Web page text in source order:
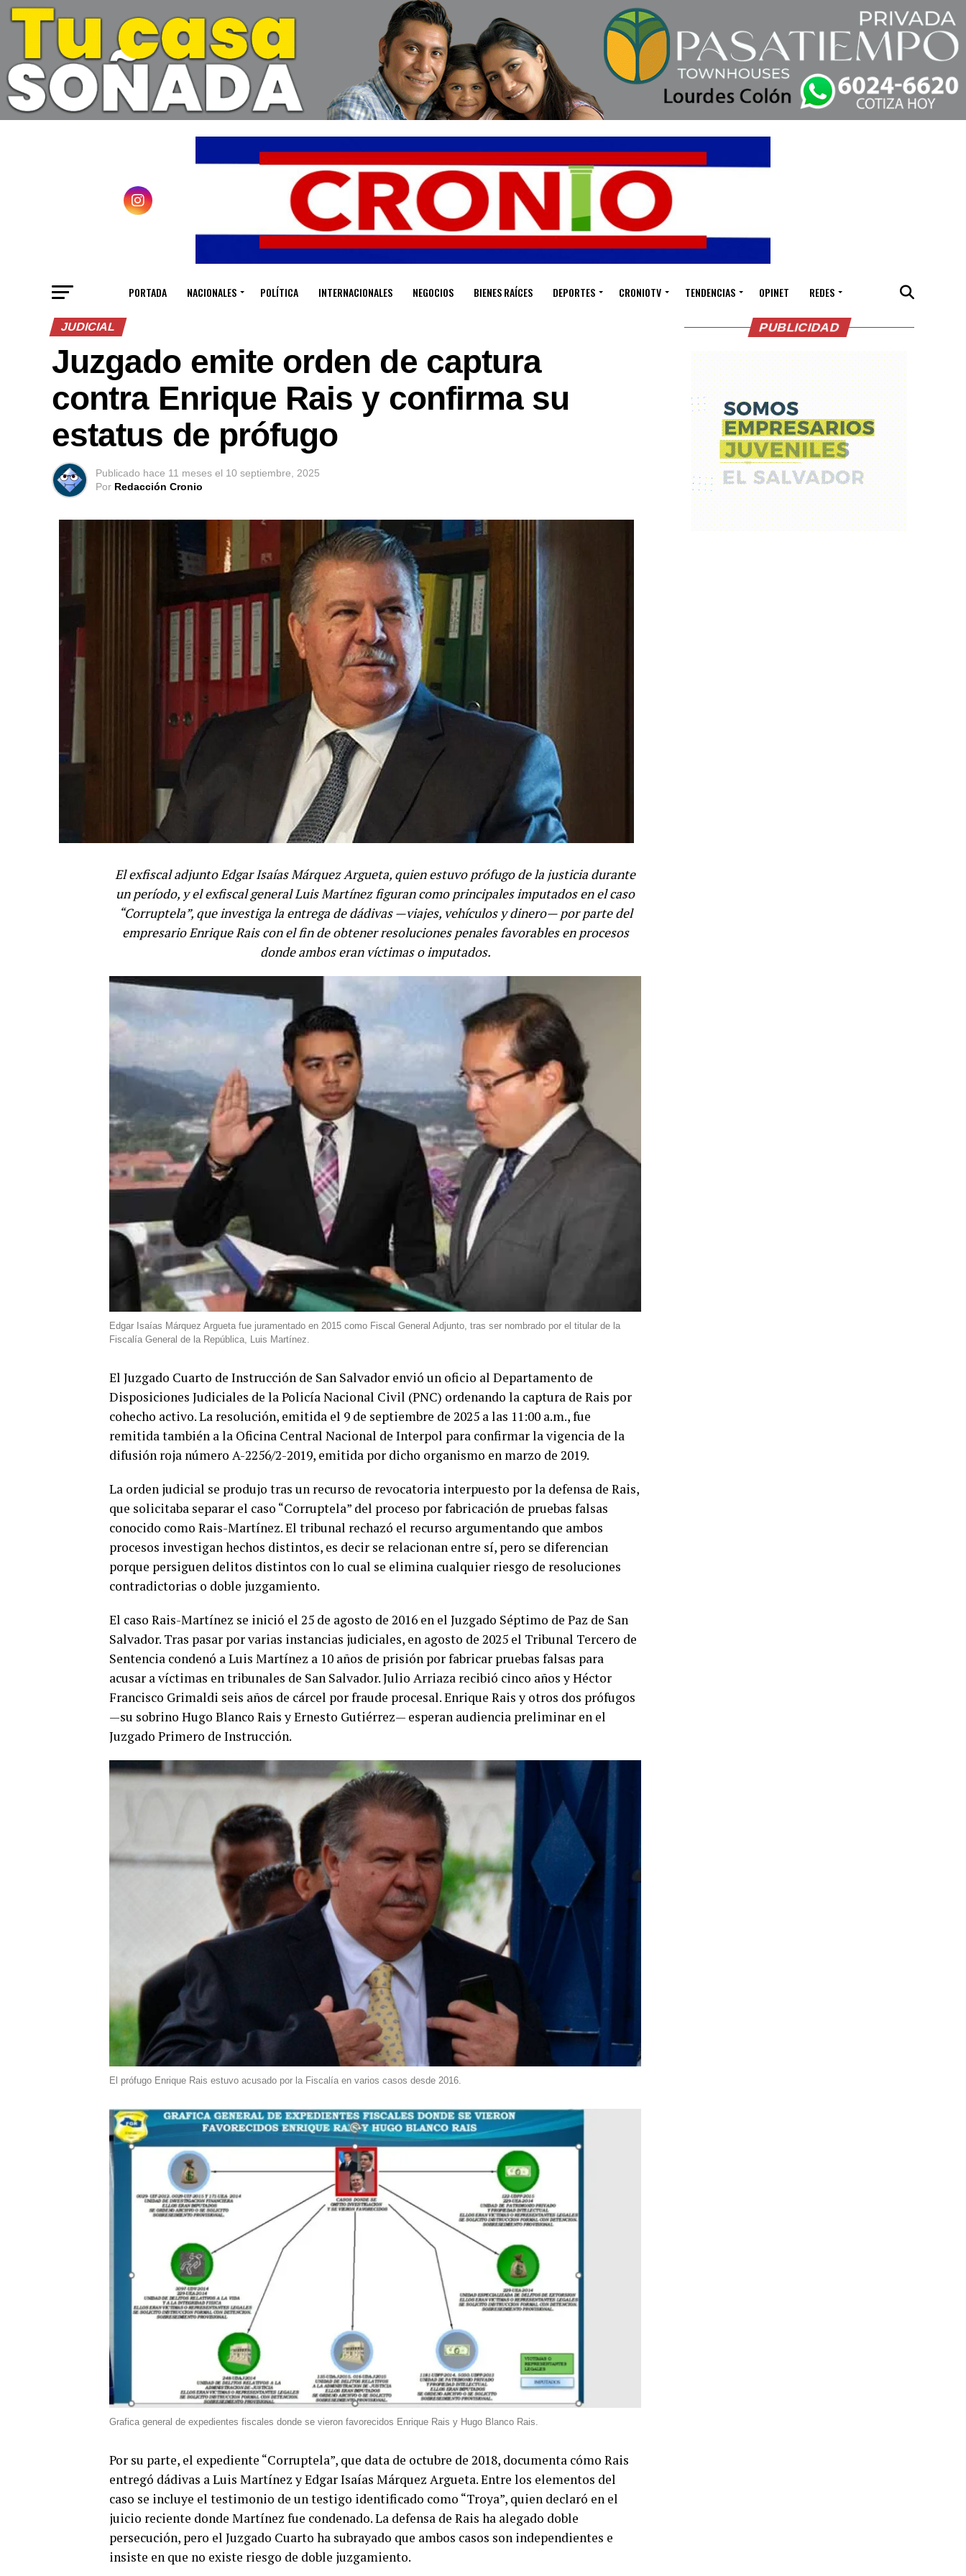
PORTADA NACIONALES POLÍTICA INTERNACIONALES NEGOCIOS BIENES RAÍCES DEPORTES CRONIOTV TENDENCIAS OPINET REDES
JUDICIAL
Juzgado emite orden de captura
contra Enrique Rais y confirma su
estatus de prófugo
Publicado hace 11 meses el 10 septiembre, 2025
Por Redacción Cronio
El exfiscal adjunto Edgar Isaías Márquez Argueta, quien estuvo prófugo de la justicia durante
un período, y el exfiscal general Luis Martínez figuran como principales imputados en el caso
“Corruptela”, que investiga la entrega de dádivas —viajes, vehículos y dinero— por parte del
empresario Enrique Rais con el fin de obtener resoluciones penales favorables en procesos
donde ambos eran víctimas o imputados.
Edgar Isaías Márquez Argueta fue juramentado en 2015 como Fiscal General Adjunto, tras ser nombrado por el titular de la
Fiscalía General de la República, Luis Martínez.
El Juzgado Cuarto de Instrucción de San Salvador envió un oficio al Departamento de
Disposiciones Judiciales de la Policía Nacional Civil (PNC) ordenando la captura de Rais por
cohecho activo. La resolución, emitida el 9 de septiembre de 2025 a las 11:00 a.m., fue
remitida también a la Oficina Central Nacional de Interpol para confirmar la vigencia de la
difusión roja número A-2256/2-2019, emitida por dicho organismo en marzo de 2019.
La orden judicial se produjo tras un recurso de revocatoria interpuesto por la defensa de Rais,
que solicitaba separar el caso “Corruptela” del proceso por fabricación de pruebas falsas
conocido como Rais-Martínez. El tribunal rechazó el recurso argumentando que ambos
procesos investigan hechos distintos, es decir se relacionan entre sí, pero se diferencian
porque persiguen delitos distintos con lo cual se elimina cualquier riesgo de resoluciones
contradictorias o doble juzgamiento.
El caso Rais-Martínez se inició el 25 de agosto de 2016 en el Juzgado Séptimo de Paz de San
Salvador. Tras pasar por varias instancias judiciales, en agosto de 2025 el Tribunal Tercero de
Sentencia condenó a Luis Martínez a 10 años de prisión por fabricar pruebas falsas para
acusar a víctimas en tribunales de San Salvador. Julio Arriaza recibió cinco años y Héctor
Francisco Grimaldi seis años de cárcel por fraude procesal. Enrique Rais y otros dos prófugos
—su sobrino Hugo Blanco Rais y Ernesto Gutiérrez— esperan audiencia preliminar en el
Juzgado Primero de Instrucción.
El prófugo Enrique Rais estuvo acusado por la Fiscalía en varios casos desde 2016.
Grafica general de expedientes fiscales donde se vieron favorecidos Enrique Rais y Hugo Blanco Rais.
Por su parte, el expediente “Corruptela”, que data de octubre de 2018, documenta cómo Rais
entregó dádivas a Luis Martínez y Edgar Isaías Márquez Argueta. Entre los elementos del
caso se incluye el testimonio de un testigo identificado como “Troya”, quien declaró en el
juicio reciente donde Martínez fue condenado. La defensa de Rais ha alegado doble
persecución, pero el Juzgado Cuarto ha subrayado que ambos casos son independientes e
insiste en que no existe riesgo de doble juzgamiento.
PUBLICIDAD